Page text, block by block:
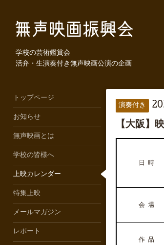
学校の芸術鑑賞会
活弁・生演奏付き無声映画公演の企画
演奏付き
【大阪】
日 時
会 場
作 品
トップページ
お知らせ
無声映画とは
学校の皆様へ
上映カレンダー
特集上映
メールマガジン
レポート